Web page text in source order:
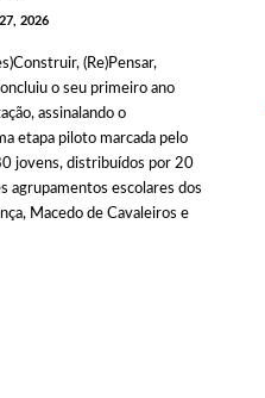
2026
(Re)Pensar,
o seu primeiro ano
assinalando o
etapa piloto marcada pelo
jovens, distribuídos por 20
agrupamentos escolares dos
Macedo de Cavaleiros e